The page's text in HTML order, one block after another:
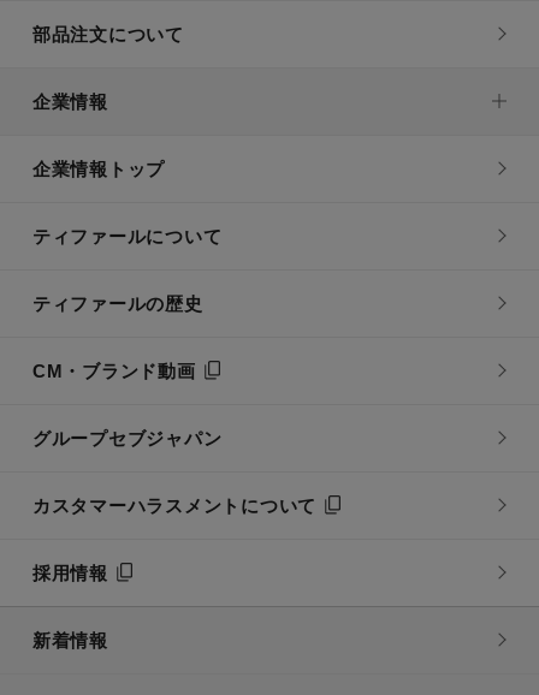
部品注文について
企業情報
企業情報トップ
ティファールについて
ティファールの歴史
CM・ブランド動画
グループセブジャパン
カスタマーハラスメントについて
採用情報
新着情報